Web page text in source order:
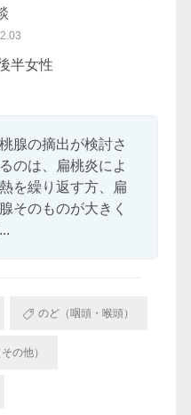
半女性
腺の摘出が検討さ
のは、扁桃炎によ
を繰り返す方、扁
そのものが大きく
のど（咽頭・喉頭）
の他）